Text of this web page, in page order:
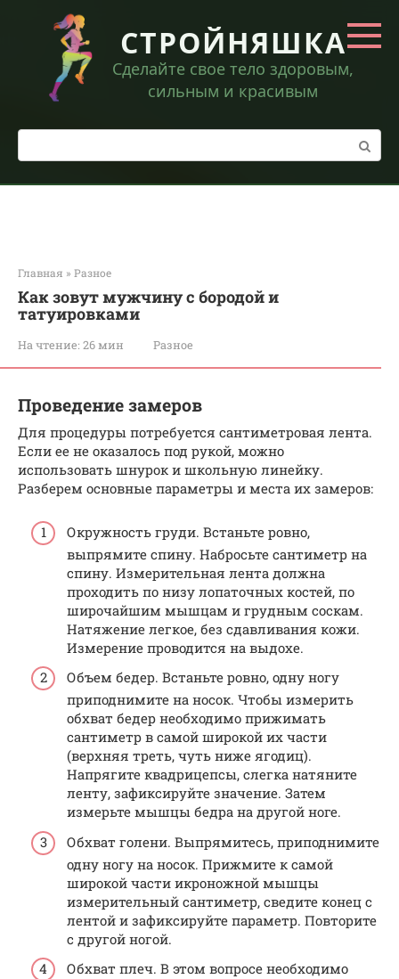
контенту
СТРОЙНЯШКА
Сделайте свое тело здоровым,
сильным и красивым
Поиск:
Главная » Разное
Как зовут мужчину с бородой и
татуировками
На чтение: 26 мин Разное
Проведение замеров
Для процедуры потребуется сантиметровая лента.
Если ее не оказалось под рукой, можно
использовать шнурок и школьную линейку.
Разберем основные параметры и места их замеров:
Окружность груди. Встаньте ровно,
выпрямите спину. Набросьте сантиметр на
спину. Измерительная лента должна
проходить по низу лопаточных костей, по
широчайшим мышцам и грудным соскам.
Натяжение легкое, без сдавливания кожи.
Измерение проводится на выдохе.
Объем бедер. Встаньте ровно, одну ногу
приподнимите на носок. Чтобы измерить
обхват бедер необходимо прижимать
сантиметр в самой широкой их части
(верхняя треть, чуть ниже ягодиц).
Напрягите квадрицепсы, слегка натяните
ленту, зафиксируйте значение. Затем
измерьте мышцы бедра на другой ноге.
Обхват голени. Выпрямитесь, приподнимите
одну ногу на носок. Прижмите к самой
широкой части икроножной мышцы
измерительный сантиметр, сведите конец с
лентой и зафиксируйте параметр. Повторите
с другой ногой.
Обхват плеч. В этом вопросе необходимо